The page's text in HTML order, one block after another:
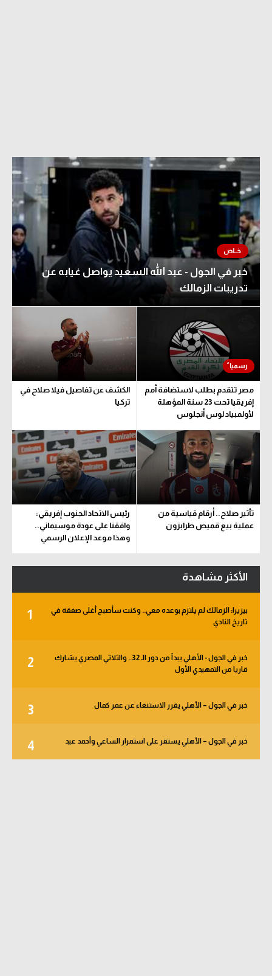
خبر في الجول - عبد الله السعيد يواصل غيابه عن
تدريبات الزمالك
مصر تتقدم بطلب لاستضافة أمم
إفريقيا تحت 23 سنة المؤهلة
لأولمبياد لوس أنجلوس
الكشف عن تفاصيل فيلا صلاح في
تركيا
تأثير صلاح.. أرقام قياسية من
عملية بيع قميص طرابزون
رئيس الاتحاد الجنوب إفريقي:
وافقنا على عودة موسيماني..
وهذا موعد الإعلان الرسمي
الأكثر مشاهدة
1
بيزيرا: الزمالك لم يلتزم بوعده معي.. وكنت سأصبح أغلى صفقة في
تاريخ النادي
2
خبر في الجول - الأهلي يبدأ من دور الـ 32.. والثلاثي المصري يشارك
قاريا من التمهيدي الأول
3 خبر في الجول – الأهلي يقرر الاستنغاء عن عمر كمال
4 خبر في الجول – الأهلي يستقر على استمرار الساعي وأحمد عيد